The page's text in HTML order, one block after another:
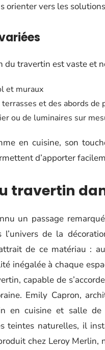
orienter vers les
du travertin est vaste et
et muraux
et des abords de
ou de luminaires sur
en cuisine, son
d’apporter
travertin
un passage
de la
de ce matériau :
inégalée à chaque
capable de
Emily Capron,
en cuisine et salle
teintes naturelles, il
chez Leroy Merlin,